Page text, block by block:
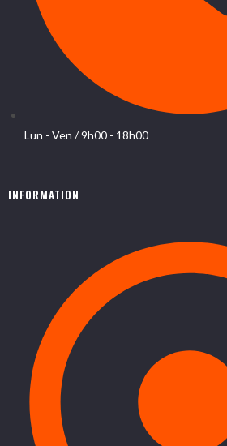
Lun - Ven / 9h00 - 18h00
INFORMATION